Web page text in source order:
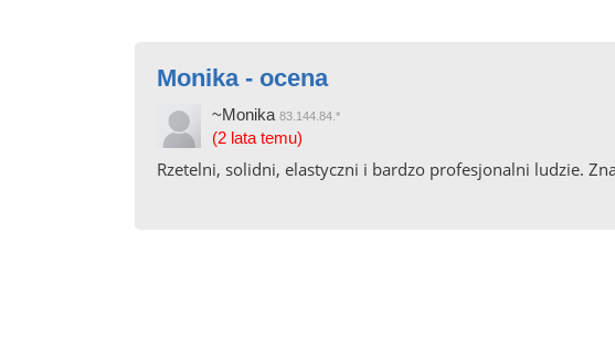
Monika - ocena
~Monika 83.144.84.*
(2 lata temu)
Rzetelni, solidni, elastyczni i bardzo profesjonalni ludzie.